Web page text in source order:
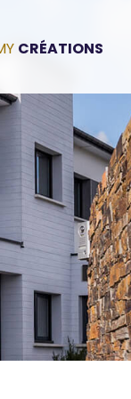
CRÉATIONS